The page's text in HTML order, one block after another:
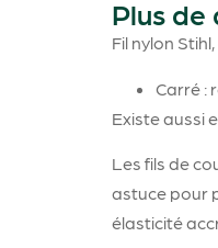
Plus de
Fil nylon
Carré :
Existe aussi
Les fils de
astuce pour
élasticité